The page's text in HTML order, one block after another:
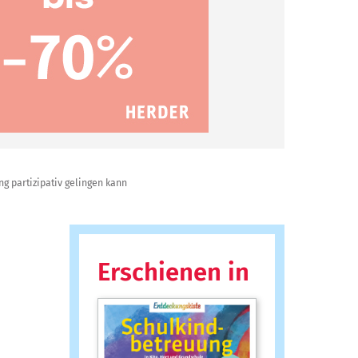
partizipativ gelingen kann
Erschienen in